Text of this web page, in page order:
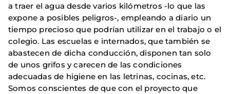
a traer el agua desde varios kilómetros -lo que las
expone a posibles peligros-, empleando a diario un
tiempo precioso que podrían utilizar en el trabajo o el
colegio. Las escuelas e internados, que también se
abastecen de dicha conducción, disponen tan solo
de unos grifos y carecen de las condiciones
adecuadas de higiene en las letrinas, cocinas, etc.
Somos conscientes de que con el proyecto que